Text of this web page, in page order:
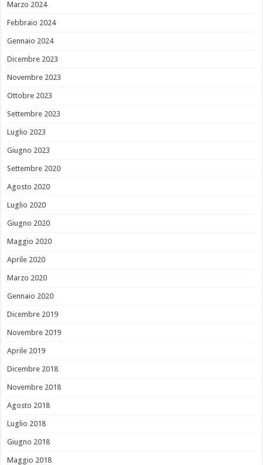
Marzo 2024
Febbraio 2024
Gennaio 2024
Dicembre 2023
Novembre 2023
Ottobre 2023
Settembre 2023
Luglio 2023
Giugno 2023
Settembre 2020
Agosto 2020
Luglio 2020
Giugno 2020
Maggio 2020
Aprile 2020
Marzo 2020
Gennaio 2020
Dicembre 2019
Novembre 2019
Aprile 2019
Dicembre 2018
Novembre 2018
Agosto 2018
Luglio 2018
Giugno 2018
Maggio 2018